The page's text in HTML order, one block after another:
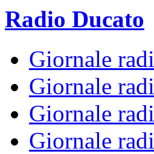
Radio Ducato
Giornale
Giornale
Giornale
Giornale